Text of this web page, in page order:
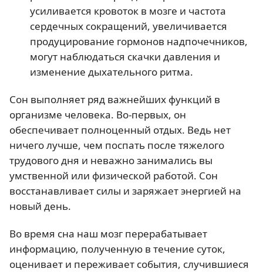
усиливается кровоток в мозге и частота
сердечных сокращений, увеличивается
продуцирование гормонов надпочечников,
могут наблюдаться скачки давления и
изменение дыхательного ритма.
Сон выполняет ряд важнейших функций в
организме человека. Во-первых, он
обеспечивает полноценный отдых. Ведь нет
ничего лучше, чем поспать после тяжелого
трудового дня и неважно занимались вы
умственной или физической работой. Сон
восстанавливает силы и заряжает энергией на
новый день.
Во время сна наш мозг перерабатывает
информацию, полученную в течение суток,
оценивает и переживает события, случившиеся